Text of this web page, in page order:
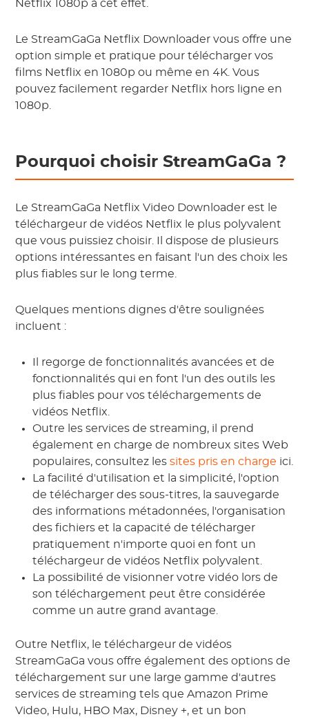
Netflix 1080p à cet effet.
Le StreamGaGa Netflix Downloader vous offre une
option simple et pratique pour télécharger vos
films Netflix en 1080p ou même en 4K. Vous
pouvez facilement regarder Netflix hors ligne en
1080p.
Pourquoi choisir StreamGaGa ?
Le StreamGaGa Netflix Video Downloader est le
téléchargeur de vidéos Netflix le plus polyvalent
que vous puissiez choisir. Il dispose de plusieurs
options intéressantes en faisant l'un des choix les
plus fiables sur le long terme.
Quelques mentions dignes d'être soulignées
incluent :
Il regorge de fonctionnalités avancées et de
fonctionnalités qui en font l'un des outils les
plus fiables pour vos téléchargements de
vidéos Netflix.
Outre les services de streaming, il prend
également en charge de nombreux sites Web
populaires, consultez lessites pris en charge ici.
La facilité d'utilisation et la simplicité, l'option
de télécharger des sous-titres, la sauvegarde
des informations métadonnées, l'organisation
des fichiers et la capacité de télécharger
pratiquement n'importe quoi en font un
téléchargeur de vidéos Netflix polyvalent.
La possibilité de visionner votre vidéo lors de
son téléchargement peut être considérée
comme un autre grand avantage.
Outre Netflix, le téléchargeur de vidéos
StreamGaGa vous offre également des options de
téléchargement sur une large gamme d'autres
services de streaming tels que Amazon Prime
Video, Hulu, HBO Max, Disney +, et un bon